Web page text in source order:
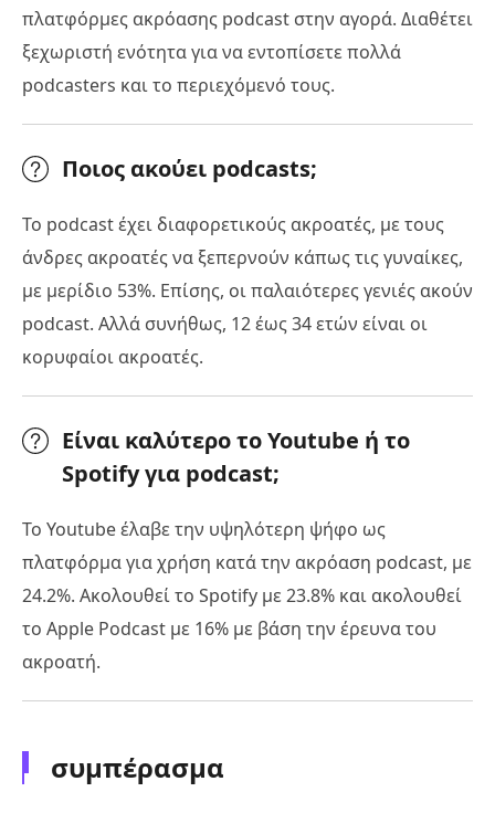
πλατφόρμες ακρόασης podcast στην αγορά. Διαθέτει
ξεχωριστή ενότητα για να εντοπίσετε πολλά
podcasters και το περιεχόμενό τους.
Ποιος ακούει podcasts;
Το podcast έχει διαφορετικούς ακροατές, με τους
άνδρες ακροατές να ξεπερνούν κάπως τις γυναίκες,
με μερίδιο 53%. Επίσης, οι παλαιότερες γενιές ακούν
podcast. Αλλά συνήθως, 12 έως 34 ετών είναι οι
κορυφαίοι ακροατές.
Είναι καλύτερο το Youtube ή το
Spotify για podcast;
Το Youtube έλαβε την υψηλότερη ψήφο ως
πλατφόρμα για χρήση κατά την ακρόαση podcast, με
24.2%. Ακολουθεί το Spotify με 23.8% και ακολουθεί
το Apple Podcast με 16% με βάση την έρευνα του
ακροατή.
συμπέρασμα